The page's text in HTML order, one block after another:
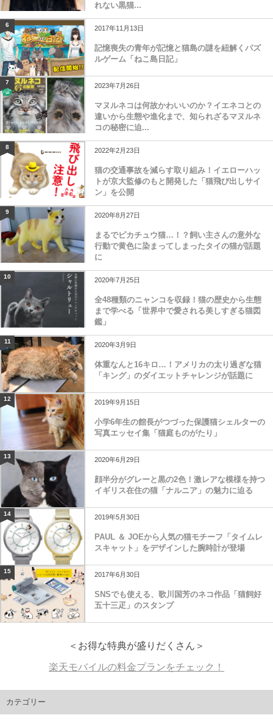
れない黒猫...
6 2017年11月13日
記憶喪失の青年が記憶と猫島の謎を紐解くパズ
ルゲーム「ねこ島日記」
7 2023年7月26日
マヌルネコは何故かわいいのか？イエネコとの
違いから生態や進化まで、知られざるマヌルネ
コの秘密に迫...
8 2022年2月23日
猫の交通事故を減らす取り組み！イエローハッ
トが京大監修のもと開発した「猫飛び出しサイ
ン」を公開
9 2020年8月27日
まるでピカチュウ猫…！？飼い主さんの意外な
行動で黄色に染まってしまったタイの猫が話題
に
10 2020年7月25日
全48種類のニャンコを収録！猫の歴史から生態
まで学べる「世界中で愛される美しすぎる猫図
鑑」
11 2020年3月9日
体重なんと16キロ…！アメリカの太り過ぎな猫
「キング」のダイエットチャレンジが話題に
12 2019年9月15日
小学6年生の館長がつづった保護猫シェルターの
写真エッセイ集「猫庭ものがたり」
13 2020年6月29日
顔半分がグレーと黒の2色！激レアな模様を持つ
イギリス在住の猫「ナルニア」の魅力に迫る
14 2019年5月30日
PAUL ＆ JOEから人気の猫モチーフ「タイムレ
スキャット」をデザインした腕時計が登場
15 2017年6月30日
SNSでも使える、歌川国芳のネコ作品「猫飼好
五十三疋」のスタンプ
＜お得な特典が盛りだくさん＞
楽天モバイルの料金プランをチェック！
カテゴリー